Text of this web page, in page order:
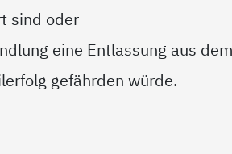
sind oder
eine Entlassung aus
gefährden würde.